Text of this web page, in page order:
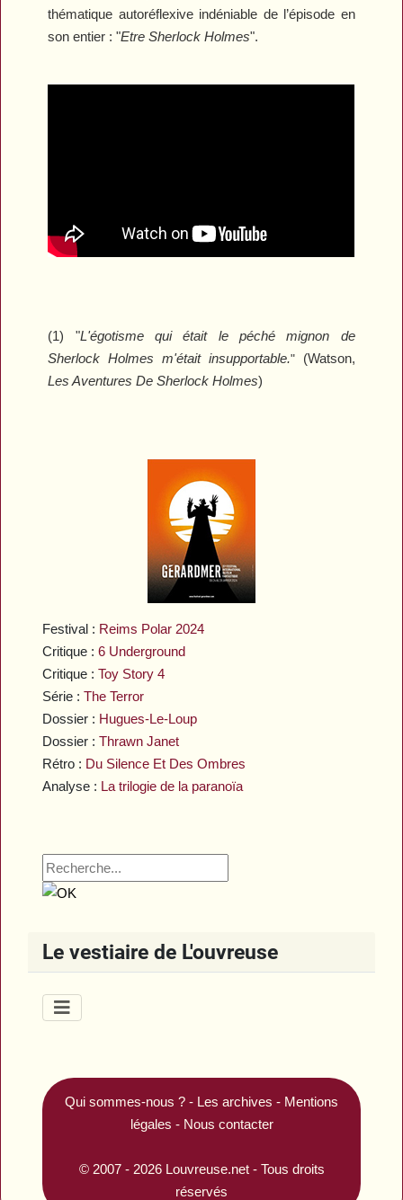
Festival : Reims Polar 2024
Critique :6 Underground
Critique :Toy Story 4
Série :The Terror
Dossier : Hugues-Le-Loup
Dossier :Thrawn Janet
Rétro : Du Silence Et Des Ombres
Analyse : La trilogie de la paranoïa
Le vestiaire de L'ouvreuse
thématique autoréflexive indéniable de l’épisode en
son entier : "Etre Sherlock Holmes".
(1) "L'égotisme qui était le péché mignon de
Sherlock Holmes m'était insupportable." (Watson,
Les Aventures De Sherlock Holmes)
Qui sommes-nous ? - Les archives - Mentions
légales - Nous contacter
© 2007 - 2026 Louvreuse.net- Tous droits
réservés